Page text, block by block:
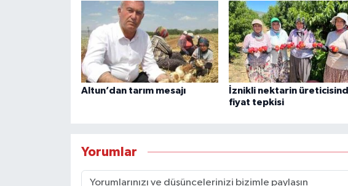
Altun’dan tarım mesajı
İznikli nektarin
fiyat tepkisi
Yorumlar